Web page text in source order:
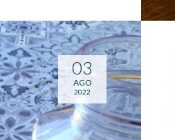
03
AGO
2022